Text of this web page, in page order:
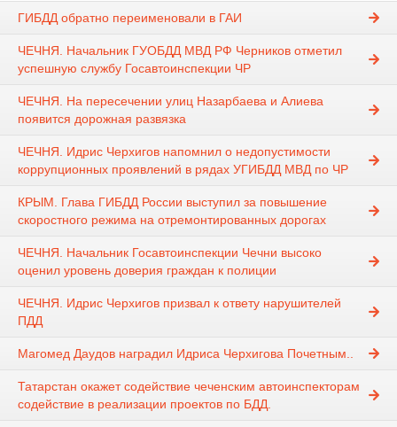
ГИБДД обратно переименовали в ГАИ
ЧЕЧНЯ. Начальник ГУОБДД МВД РФ Черников отметил
успешную службу Госавтоинспекции ЧР
ЧЕЧНЯ. На пересечении улиц Назарбаева и Алиева
появится дорожная развязка
ЧЕЧНЯ. Идрис Черхигов напомнил о недопустимости
коррупционных проявлений в рядах УГИБДД МВД по ЧР
КРЫМ. Глава ГИБДД России выступил за повышение
скоростного режима на отремонтированных дорогах
ЧЕЧНЯ. Начальник Госавтоинспекции Чечни высоко
оценил уровень доверия граждан к полиции
ЧЕЧНЯ. Идрис Черхигов призвал к ответу нарушителей
ПДД
Магомед Даудов наградил Идриса Черхигова Почетным..
Татарстан окажет содействие чеченским автоинспекторам
содействие в реализации проектов по БДД.